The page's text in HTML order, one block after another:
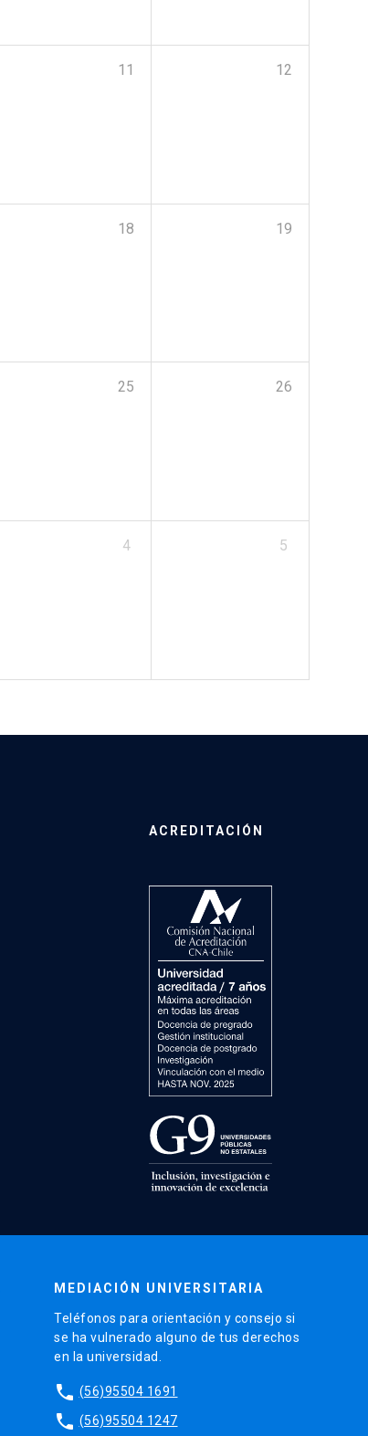
11 12
18 19
25 26
4 5
ACREDITACIÓN
MEDIACIÓN UNIVERSITARIA
Teléfonos para orientación y consejo si
se ha vulnerado alguno de tus derechos
en la universidad.
phone (56)95504 1691
phone (56)95504 1247